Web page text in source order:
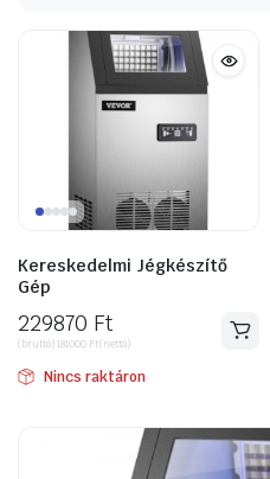
Kereskedelmi Jégkészítő
Gép
229870 Ft
(bruttó)181000 Ft(nettó)
Nincs raktáron